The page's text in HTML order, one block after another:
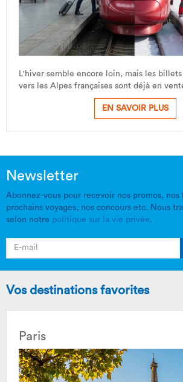
L'hiver semble encore loin, mais les billets
vers les Alpes françaises sont déjà en
EN SAVOIR PLUS
Newsletter
Abonnez-vous pour recevoir nos promos, nos
prochains voyages, nos concours etc. Nous
selon notre politique sur la vie privée.
Vos destinations favorites
Paris